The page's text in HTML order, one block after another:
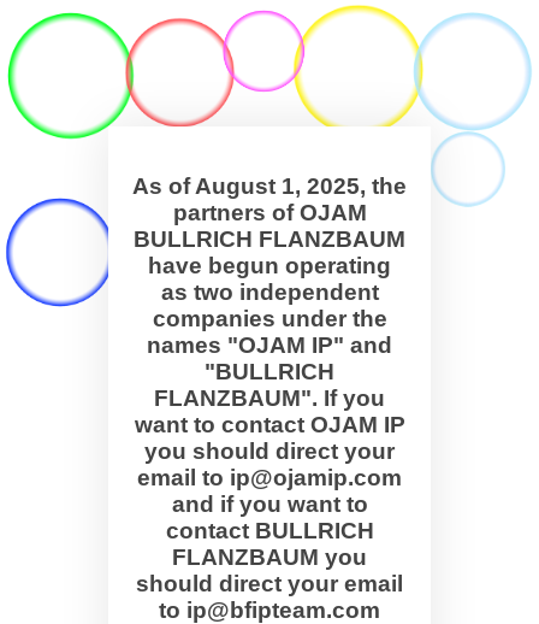
As of August 1, 2025, the
partners of OJAM
BULLRICH FLANZBAUM
have begun operating
as two independent
companies under the
names "OJAM IP" and
"BULLRICH
FLANZBAUM". If you
want to contact OJAM IP
you should direct your
email to ip@ojamip.com
and if you want to
contact BULLRICH
FLANZBAUM you
should direct your email
to ip@bfipteam.com